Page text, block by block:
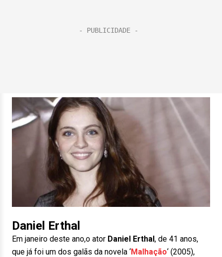
Daniel Erthal
Em janeiro deste ano,o ator Daniel Erthal, de 41 anos,
que já foi um dos galãs da novela ‘Malhação‘ (2005),